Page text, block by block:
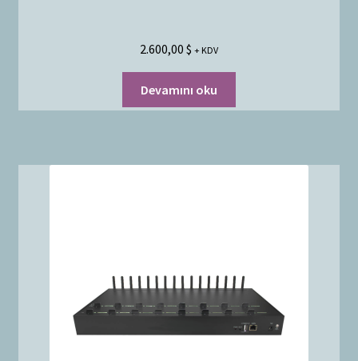
2.600,00 $ + KDV
Devamını oku